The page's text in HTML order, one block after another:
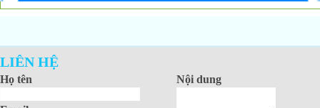
LIÊN HỆ
Họ tên Nội dung